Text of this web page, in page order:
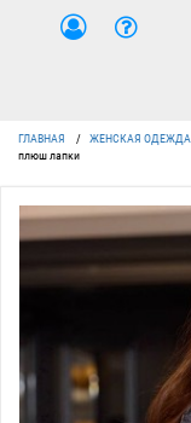
ГЛАВНАЯ / ЖЕНСКАЯ ОДЕЖДА
плюш лапки